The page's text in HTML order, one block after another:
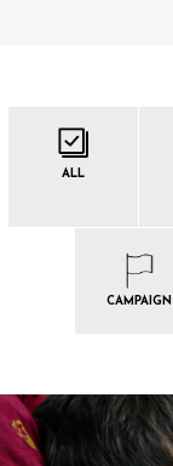
ALL
CAMPAIGN